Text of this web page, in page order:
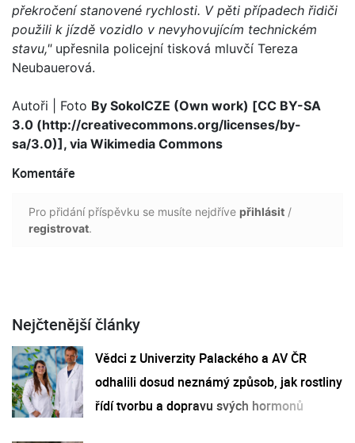
překročení stanovené rychlosti. V pěti případech řidiči
použili k jízdě vozidlo v nevyhovujícím technickém
stavu,"upřesnila policejní tisková mluvčí Tereza
Neubauerová.
Autoři | Foto By SokolCZE (Own work) [CC BY-SA
3.0 (http://creativecommons.org/licenses/by-
sa/3.0)], via Wikimedia Commons
Komentáře
Pro přidání příspěvku se musíte nejdříve přihlásit /
registrovat.
Nejčtenější články
Vědci z Univerzity Palackého a AV ČR
odhalili dosud neznámý způsob, jak rostliny
řídí tvorbu a dopravu svých hormonů